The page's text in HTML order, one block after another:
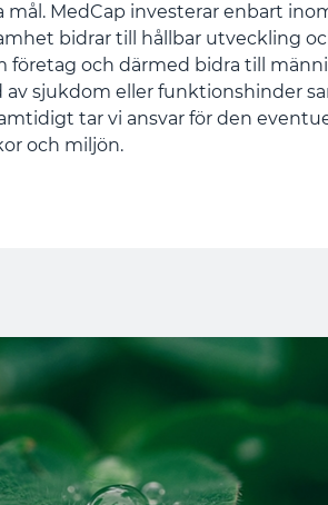
MedCap investerar enbart
bidrar till hållbar utveckling
företag och därmed bidra till
sjukdom eller funktionshinder
tar vi ansvar för den
och miljön.